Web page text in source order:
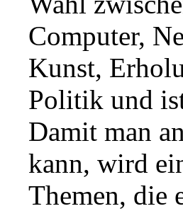
Computer,
Kunst,
Politik und
Damit man
kann, wird
Themen, die